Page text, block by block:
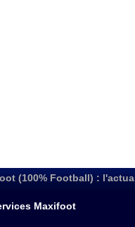
(100% Football) :
Maxifoot